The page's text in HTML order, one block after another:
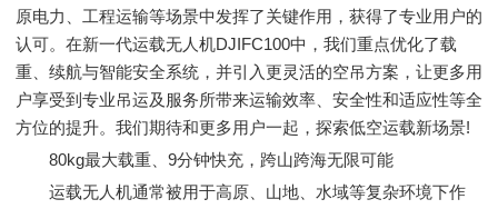
原电力、工程运输等场景中发挥了关键作用，获得了专业用户的
认可。在新一代运载无人机DJIFC100中，我们重点优化了载
重、续航与智能安全系统，并引入更灵活的空吊方案，让更多用
户享受到专业吊运及服务所带来运输效率、安全性和适应性等全
方位的提升。我们期待和更多用户一起，探索低空运载新场景!
80kg最大载重、9分钟快充，跨山跨海无限可能
运载无人机通常被用于高原、山地、水域等复杂环境下作